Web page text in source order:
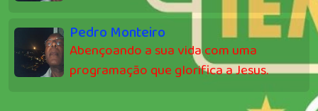
Pedro Monteiro
Abençoando a sua vida com uma
programação que glorifica a Jesus.